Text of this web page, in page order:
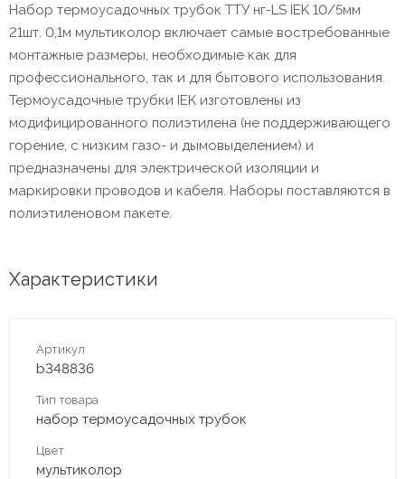
Набор термоусадочных трубок ТТУ нг-LS IEK 10/5мм
21шт. 0,1м мультиколор включает самые востребованные
монтажные размеры, необходимые как для
профессионального, так и для бытового использования.
Термоусадочные трубки IEK изготовлены из
модифицированного полиэтилена (не поддерживающего
горение, с низким газо- и дымовыделением) и
предназначены для электрической изоляции и
маркировки проводов и кабеля. Наборы поставляются в
полиэтиленовом пакете.
Характеристики
Артикул
b348836
Тип товара
набор термоусадочных трубок
Цвет
мультиколор